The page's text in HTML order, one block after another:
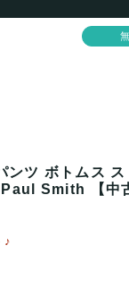
ンツ ボトムス
Smith 【中
♪